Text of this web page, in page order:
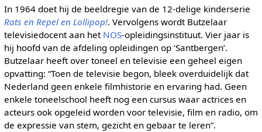
In 1964 doet hij de beeldregie van de 12-delige kinderserie
Rats en Repel en Lollipop!. Vervolgens wordt Butzelaar
televisiedocent aan het NOS-opleidingsinstituut. Vier jaar is
hij hoofd van de afdeling opleidingen op ‘Santbergen’.
Butzelaar heeft over toneel en televisie een geheel eigen
opvatting: “Toen de televisie begon, bleek overduidelijk dat
Nederland geen enkele filmhistorie en ervaring had. Geen
enkele toneelschool heeft nog een cursus waar actrices en
acteurs ook opgeleid worden voor televisie, film en radio, om
de expressie van stem, gezicht en gebaar te leren”.